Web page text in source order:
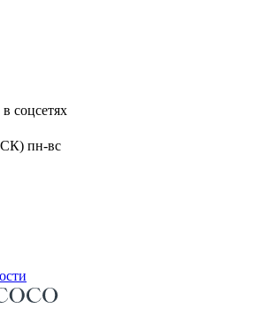
соцсетях
пн-вс